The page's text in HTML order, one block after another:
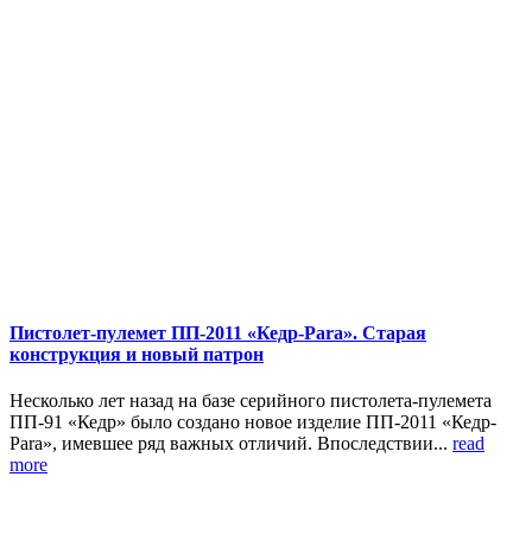
Пистолет-пулемет ПП-2011 «Кедр-Para». Старая
конструкция и новый патрон
Несколько лет назад на базе серийного пистолета-пулемета
ПП-91 «Кедр» было создано новое изделие ПП-2011 «Кедр-
Para», имевшее ряд важных отличий. Впоследствии... read
more